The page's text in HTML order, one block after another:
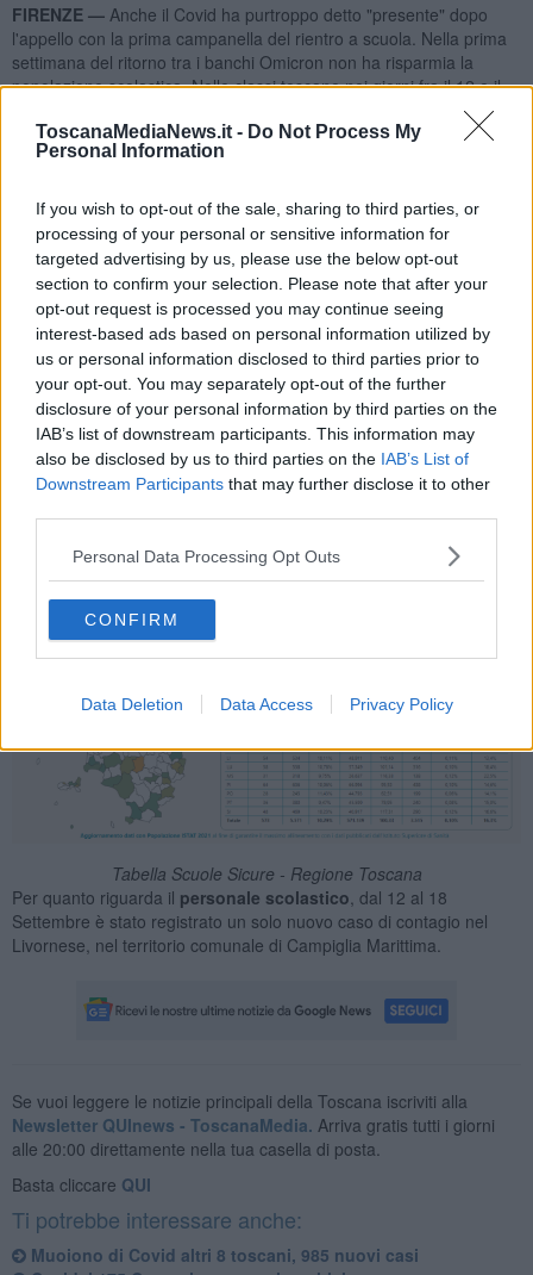
ToscanaMediaNews.it - Do Not Process My
Personal Information
If you wish to opt-out of the sale, sharing to third parties, or
processing of your personal or sensitive information for
targeted advertising by us, please use the below opt-out
section to confirm your selection. Please note that after your
opt-out request is processed you may continue seeing
interest-based ads based on personal information utilized by
us or personal information disclosed to third parties prior to
your opt-out. You may separately opt-out of the further
disclosure of your personal information by third parties on the
IAB’s list of downstream participants. This information may
also be disclosed by us to third parties on the IAB’s List of
Downstream Participants that may further disclose it to other
Personal Data Processing Opt Outs
CONFIRM
Data Deletion Data Access Privacy Policy
FIRENZE — Anche il Covid ha purtroppo detto "presente" dopo
l'appello con la prima campanella del rientro a scuola. Nella prima
settimana del ritorno tra i banchi Omicron non ha risparmia la
popolazione scolastica. Nelle classi toscane nei giorni fra il 12 e il
nuovi casi di contagio tra la
popolazione in fascia d'età scolare, fra 0 e 18 anni.
rappresentano il 10,29% del totale dei positivi registrati sul territorio
regionale nel medesimo arco di tempo.
Nella ripartizione dei casi di contagio fra le scuole il contagio pare
colpire soprattutto i più piccini,147positivi fra i bimbi degli asili
nido. Seguono gli alunni delle scuole elementari (124casi), quelli
che frequentano le scuole superiori (108), i ragazzi delle medie
) e infine i piccolissimi delle scuole dell'infanzia, gli asili (96
Qui sotto la tabella della Regione Toscana con i dati ripartiti fra le
Tabella Scuole Sicure - Regione Toscana
Per quanto riguarda il personale scolastico, dal 12 al 18
Settembre è stato registrato un solo nuovo caso di contagio nel
Livornese, nel territorio comunale di Campiglia Marittima.
Se vuoi leggere le notizie principali della Toscana iscriviti alla
Newsletter QUInews - ToscanaMedia. Arriva gratis tutti i giorni
alle 20:00 direttamente nella tua casella di posta.
Basta cliccare QUI
Ti potrebbe interessare anche:
Muoiono di Covid altri 8 toscani, 985 nuovi casi